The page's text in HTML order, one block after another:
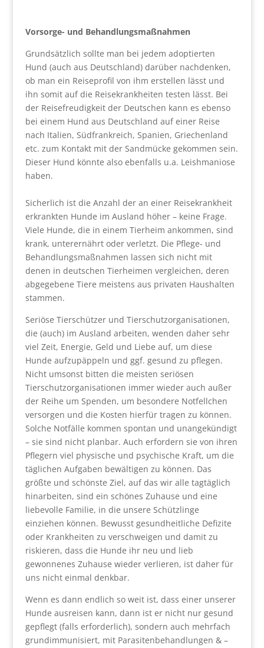
Vorsorge- und Behandlungsmaßnahmen
Grundsätzlich sollte man bei jedem adoptierten
Hund (auch aus Deutschland) darüber nachdenken,
ob man ein Reiseprofil von ihm erstellen lässt und
ihn somit auf die Reisekrankheiten testen lässt. Bei
der Reisefreudigkeit der Deutschen kann es ebenso
bei einem Hund aus Deutschland auf einer Reise
nach Italien, Südfrankreich, Spanien, Griechenland
etc. zum Kontakt mit der Sandmücke gekommen sein.
Dieser Hund könnte also ebenfalls u.a. Leishmaniose
haben.
Sicherlich ist die Anzahl der an einer Reisekrankheit
erkrankten Hunde im Ausland höher – keine Frage.
Viele Hunde, die in einem Tierheim ankommen, sind
krank, unterernährt oder verletzt. Die Pflege- und
Behandlungsmaßnahmen lassen sich nicht mit
denen in deutschen Tierheimen vergleichen, deren
abgegebene Tiere meistens aus privaten Haushalten
stammen.
Seriöse Tierschützer und Tierschutzorganisationen,
die (auch) im Ausland arbeiten, wenden daher sehr
viel Zeit, Energie, Geld und Liebe auf, um diese
Hunde aufzupäppeln und ggf. gesund zu pflegen.
Nicht umsonst bitten die meisten seriösen
Tierschutzorganisationen immer wieder auch außer
der Reihe um Spenden, um besondere Notfellchen
versorgen und die Kosten hierfür tragen zu können.
Solche Notfälle kommen spontan und unangekündigt
– sie sind nicht planbar. Auch erfordern sie von ihren
Pflegern viel physische und psychische Kraft, um die
täglichen Aufgaben bewältigen zu können. Das
größte und schönste Ziel, auf das wir alle tagtäglich
hinarbeiten, sind ein schönes Zuhause und eine
liebevolle Familie, in die unsere Schützlinge
einziehen können. Bewusst gesundheitliche Defizite
oder Krankheiten zu verschweigen und damit zu
riskieren, dass die Hunde ihr neu und lieb
gewonnenes Zuhause wieder verlieren, ist daher für
uns nicht einmal denkbar.
Wenn es dann endlich so weit ist, dass einer unserer
Hunde ausreisen kann, dann ist er nicht nur gesund
gepflegt (falls erforderlich), sondern auch mehrfach
grundimmunisiert, mit Parasitenbehandlungen & –